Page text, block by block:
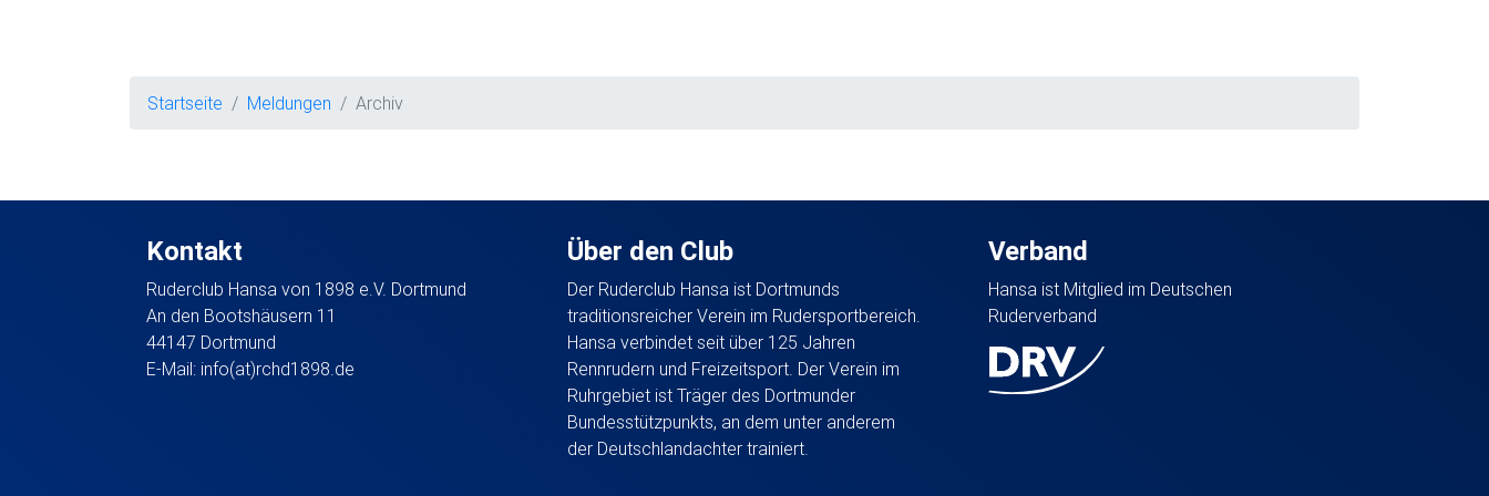
Startseite Meldungen Archiv
Kontakt
Ruderclub Hansa von 1898 e.V. Dortmund
An den Bootshäusern 11
44147 Dortmund
E-Mail: info(at)rchd1898.de
Über den Club
Der Ruderclub Hansa ist Dortmunds
traditionsreicher Verein im Rudersportbereich.
Hansa verbindet seit über 125 Jahren
Rennrudern und Freizeitsport. Der Verein im
Ruhrgebiet ist Träger des Dortmunder
Bundesstützpunkts, an dem unter anderem
der Deutschlandachter trainiert.
Verband
Hansa ist Mitglied im Deutschen
Ruderverband